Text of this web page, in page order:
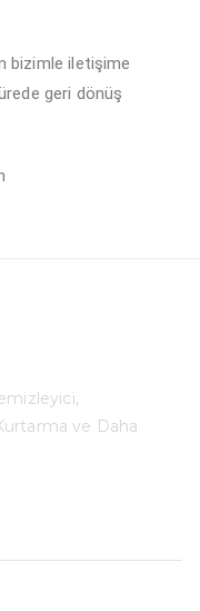
bizimle iletişime
geri dönüş
ve Daha